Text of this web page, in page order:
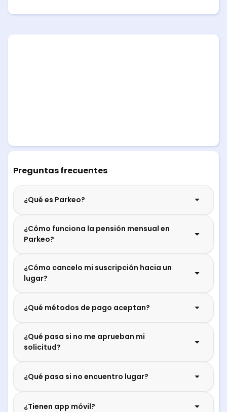
Preguntas frecuentes
¿Qué es Parkeo?
¿Cómo funciona la pensión mensual en
Parkeo?
¿Cómo cancelo mi suscripción hacia un
lugar?
¿Qué métodos de pago aceptan?
¿Qué pasa si no me aprueban mi
solicitud?
¿Qué pasa si no encuentro lugar?
¿Tienen app móvil?